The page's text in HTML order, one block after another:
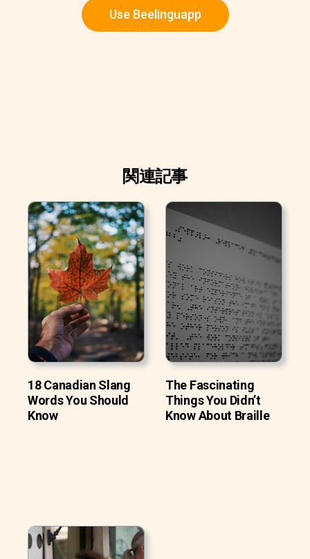
Use Beelinguapp
関連記事
18 Canadian Slang
Words You Should
Know
The Fascinating
Things You Didn’t
Know About Braille